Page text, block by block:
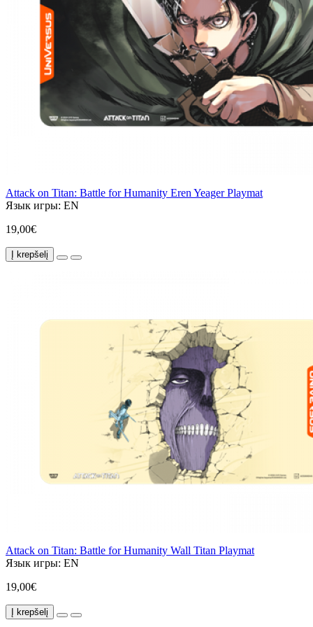
Attack on Titan: Battle for Humanity Eren Yeager Playmat
Язык игры: EN
19,00€
Į krepšelį
Attack on Titan: Battle for Humanity Wall Titan Playmat
Язык игры: EN
19,00€
Į krepšelį